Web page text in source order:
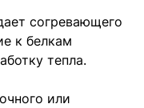
согревающего
к белкам
тепла.
или